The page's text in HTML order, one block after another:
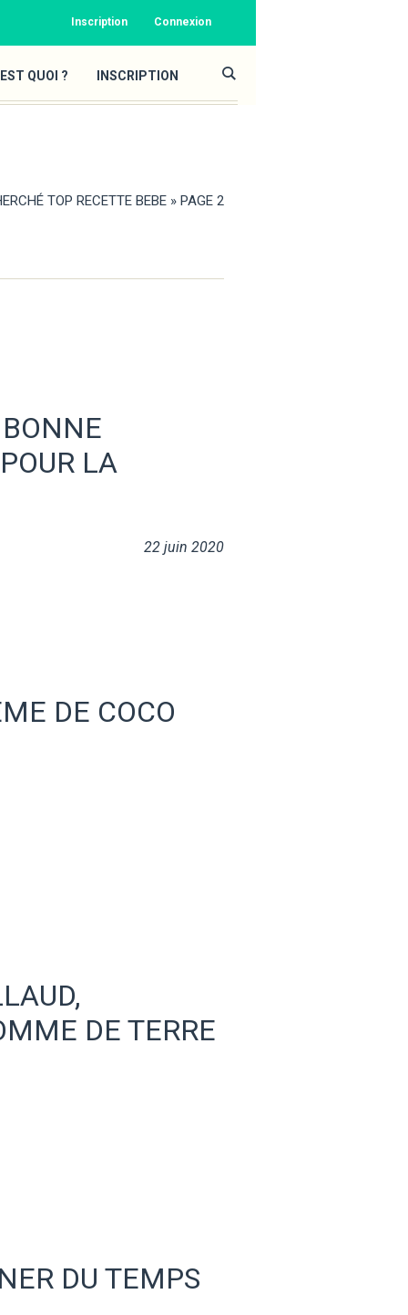
Inscription Connexion
QUOI ? INSCRIPTION
TOP RECETTE BEBE » PAGE 2
BONNE
LA
22 juin 2020
DE COCO
DE TERRE
DU TEMPS